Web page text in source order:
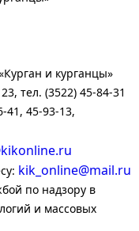
и курганцы»
тел. (3522) 45-84-31
41, 45-93-13,
kik_online@mail.ru
по надзору в
и массовых